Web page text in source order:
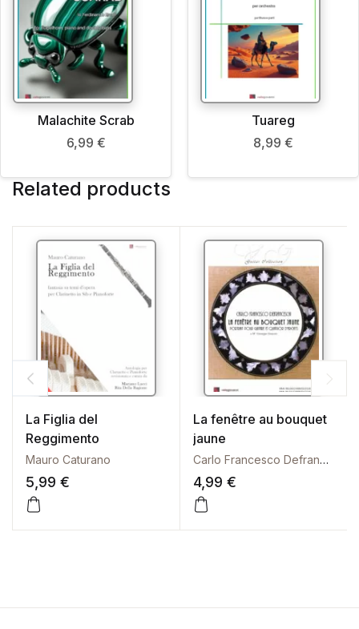
Malachite Scrab
6,99 €
Tuareg
8,99 €
Related products
La Figlia del
Reggimento
Mauro Caturano
5,99 €
Questo prodotto ha più varianti. Le opzioni possono
La fenêtre au bouquet
jaune
Carlo Francesco Defranceschi
4,99 €